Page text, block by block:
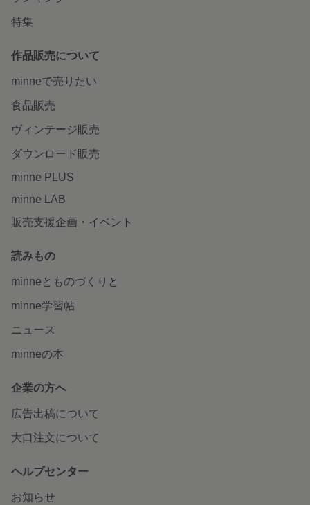
特集
作品販売について
minneで売りたい
食品販売
ヴィンテージ販売
ダウンロード販売
minne PLUS
minne LAB
販売支援企画・イベント
読みもの
minneとものづくりと
minne学習帖
ニュース
minneの本
企業の方へ
広告出稿について
大口注文について
ヘルプセンター
お知らせ